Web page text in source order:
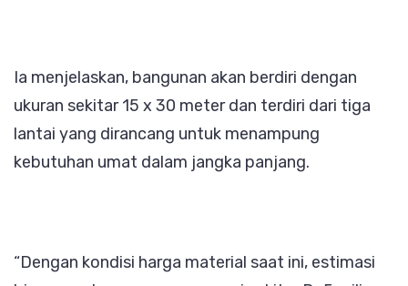
Ia menjelaskan, bangunan akan berdiri dengan
ukuran sekitar 15 x 30 meter dan terdiri dari tiga
lantai yang dirancang untuk menampung
kebutuhan umat dalam jangka panjang.
“Dengan kondisi harga material saat ini, estimasi